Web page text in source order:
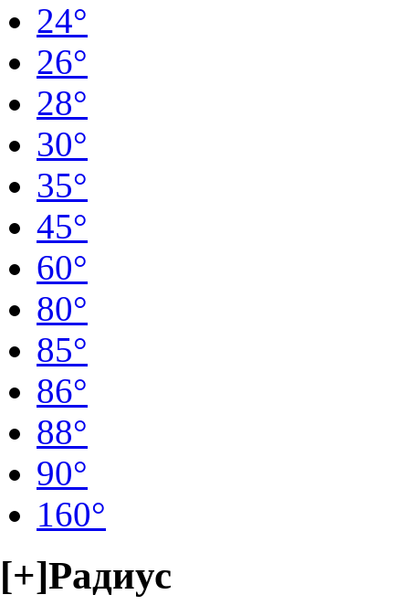
24°
26°
28°
30°
35°
45°
60°
80°
85°
86°
88°
90°
160°
[+]Радиус